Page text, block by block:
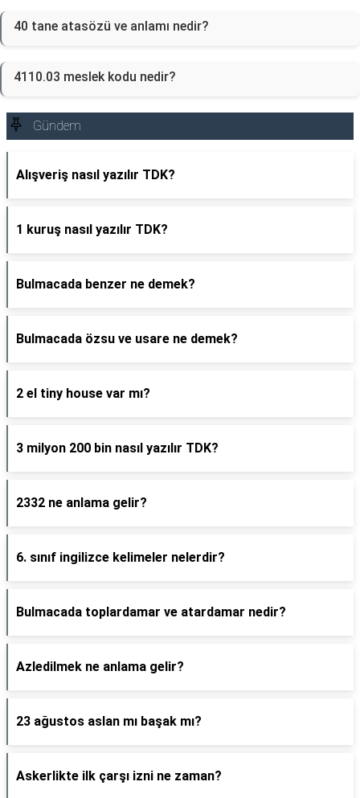
40 tane atasözü ve anlamı nedir?
4110.03 meslek kodu nedir?
Gündem
Alışveriş nasıl yazılır TDK?
1 kuruş nasıl yazılır TDK?
Bulmacada benzer ne demek?
Bulmacada özsu ve usare ne demek?
2 el tiny house var mı?
3 milyon 200 bin nasıl yazılır TDK?
2332 ne anlama gelir?
6. sınıf ingilizce kelimeler nelerdir?
Bulmacada toplardamar ve atardamar nedir?
Azledilmek ne anlama gelir?
23 ağustos aslan mı başak mı?
Askerlikte ilk çarşı izni ne zaman?